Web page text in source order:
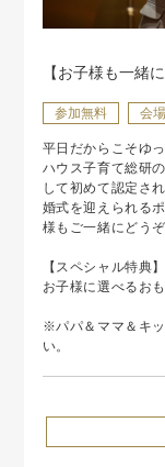
【お子様も一緒
参加無料 会
平日だからこそゆ
ハウス子育て総研
して初めて認定さ
婚式を迎えられる
様もご一緒にどう
【スペシャル特典】
お子様に選べるお
※パパ＆ママ＆キ
い。